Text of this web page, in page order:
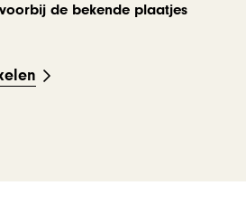
voorbij de bekende plaatjes